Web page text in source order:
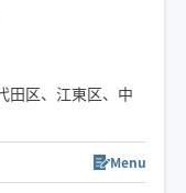
田区、江東区、中
方は、事前に調整
ご相談ください🌷
Menu